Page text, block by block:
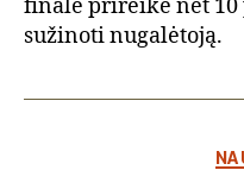
finale prireikė net
sužinoti nugalėtoją.